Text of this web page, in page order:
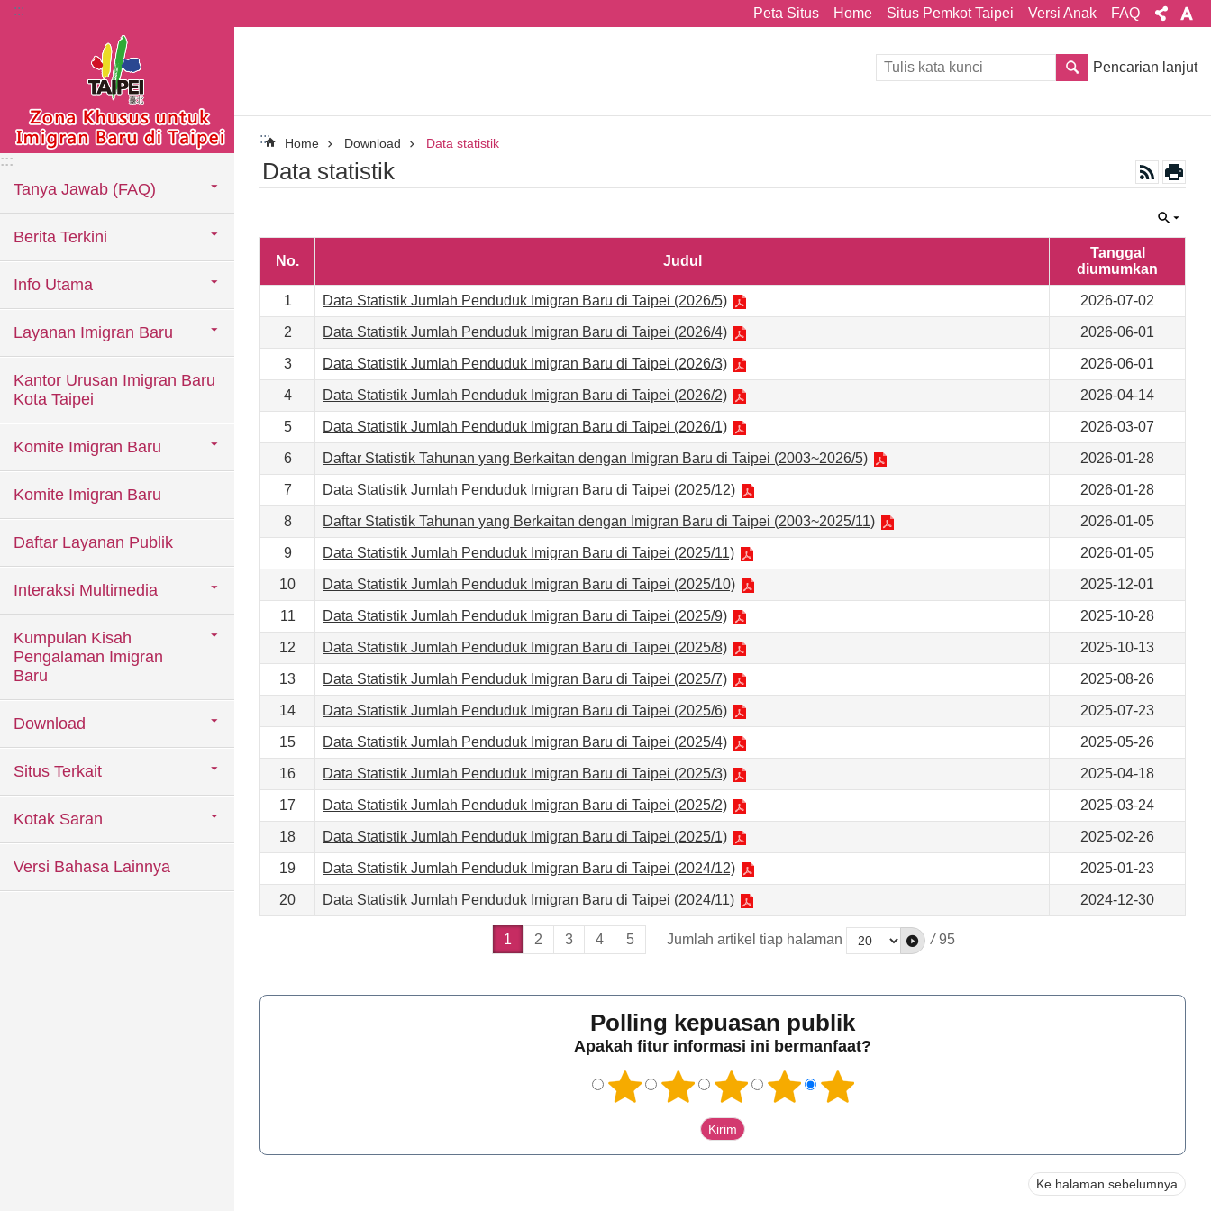
Lompat ke blok konten utama
::: Peta Situs Home Situs Pemkot Taipei Versi Anak FAQ
:::
Tanya Jawab (FAQ)
Berita Terkini
Info Utama
Layanan Imigran Baru
Kantor Urusan Imigran Baru
Kota Taipei
Komite Imigran Baru
Komite Imigran Baru
Daftar Layanan Publik
Interaksi Multimedia
Kumpulan Kisah
Pengalaman Imigran
Baru
Download
Situs Terkait
Kotak Saran
Versi Bahasa Lainnya
Pencarian lanjut
::: Home Download Data statistik
Data statistik
No. Judul
Tanggal
diumumkan
1 Data Statistik Jumlah Penduduk Imigran Baru di Taipei (2026/5) 2026-07-02
2 Data Statistik Jumlah Penduduk Imigran Baru di Taipei (2026/4) 2026-06-01
3 Data Statistik Jumlah Penduduk Imigran Baru di Taipei (2026/3) 2026-06-01
4 Data Statistik Jumlah Penduduk Imigran Baru di Taipei (2026/2) 2026-04-14
5 Data Statistik Jumlah Penduduk Imigran Baru di Taipei (2026/1) 2026-03-07
6 Daftar Statistik Tahunan yang Berkaitan dengan Imigran Baru di Taipei (2003~2026/5) 2026-01-28
7 Data Statistik Jumlah Penduduk Imigran Baru di Taipei (2025/12) 2026-01-28
8 Daftar Statistik Tahunan yang Berkaitan dengan Imigran Baru di Taipei (2003~2025/11) 2026-01-05
9 Data Statistik Jumlah Penduduk Imigran Baru di Taipei (2025/11) 2026-01-05
10 Data Statistik Jumlah Penduduk Imigran Baru di Taipei (2025/10) 2025-12-01
11 Data Statistik Jumlah Penduduk Imigran Baru di Taipei (2025/9) 2025-10-28
12 Data Statistik Jumlah Penduduk Imigran Baru di Taipei (2025/8) 2025-10-13
13 Data Statistik Jumlah Penduduk Imigran Baru di Taipei (2025/7) 2025-08-26
14 Data Statistik Jumlah Penduduk Imigran Baru di Taipei (2025/6) 2025-07-23
15 Data Statistik Jumlah Penduduk Imigran Baru di Taipei (2025/4) 2025-05-26
16 Data Statistik Jumlah Penduduk Imigran Baru di Taipei (2025/3) 2025-04-18
17 Data Statistik Jumlah Penduduk Imigran Baru di Taipei (2025/2) 2025-03-24
18 Data Statistik Jumlah Penduduk Imigran Baru di Taipei (2025/1) 2025-02-26
19 Data Statistik Jumlah Penduduk Imigran Baru di Taipei (2024/12) 2025-01-23
20 Data Statistik Jumlah Penduduk Imigran Baru di Taipei (2024/11) 2024-12-30
1 2 3 4 5 Jumlah artikel tiap halaman / 95
Polling kepuasan publik
Apakah fitur informasi ini bermanfaat?
Ke halaman sebelumnya